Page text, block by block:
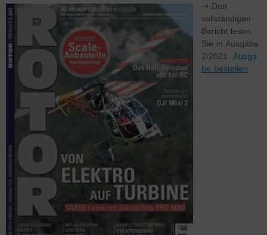
⇢ Den
vollständigen
Bericht lesen
Sie in Ausgabe
2/2021. Ausga
be bestellen